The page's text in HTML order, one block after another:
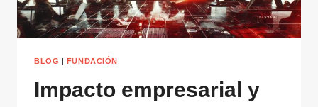
BLOG FUNDACIÓN
Impacto empresarial y